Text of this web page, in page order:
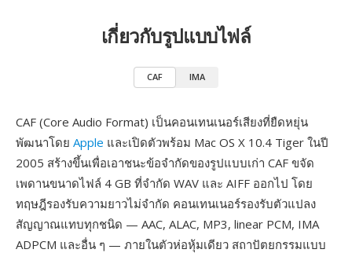
เกี่ยวกับรูปแบบไฟล์
CAF IMA
CAF (Core Audio Format) เป็นคอนเทนเนอร์เสียงที่ยืดหยุ่น
พัฒนาโดย Apple และเปิดตัวพร้อม Mac OS X 10.4 Tiger ในปี
2005 สร้างขึ้นเพื่อเอาชนะข้อจำกัดของรูปแบบเก่า CAF ขจัด
เพดานขนาดไฟล์ 4 GB ที่จำกัด WAV และ AIFF ออกไป โดย
ทฤษฎีรองรับความยาวไม่จำกัด คอนเทนเนอร์รองรับตัวแปลง
สัญญาณแทบทุกชนิด — AAC, ALAC, MP3, linear PCM, IMA
ADPCM และอื่น ๆ — ภายในตัวห่อหุ้มเดียว สถาปัตยกรรมแบบ